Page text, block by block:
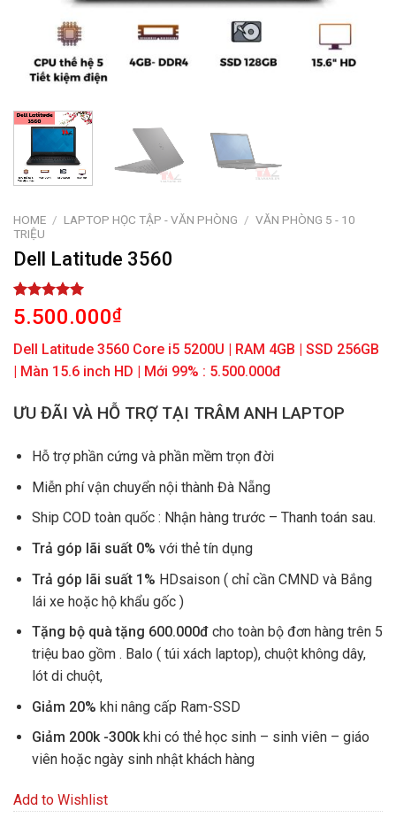
HOME / LAPTOP HỌC TẬP - VĂN PHÒNG / VĂN PHÒNG 5 - 10
TRIỆU
Dell Latitude 3560
Rated5.00
out of 5
1
customer
rating
5.500.000₫
Dell Latitude 3560 Core i5 5200U | RAM 4GB | SSD 256GB
| Màn 15.6 inch HD | Mới 99% : 5.500.000đ
ƯU ĐÃI VÀ HỖ TRỢ TẠI TRÂM ANH LAPTOP
Hỗ trợ phần cứng và phần mềm trọn đời
Miễn phí vận chuyển nội thành Đà Nẵng
Ship COD toàn quốc : Nhận hàng trước – Thanh toán sau.
Trả góp lãi suất 0% với thẻ tín dụng
Trả góp lãi suất 1% HDsaison ( chỉ cần CMND và Bắng
lái xe hoặc hộ khẩu gốc )
Tặng bộ quà tặng 600.000đ cho toàn bộ đơn hàng trên 5
triệu bao gồm . Balo ( túi xách laptop), chuột không dây,
lót di chuột,
Giảm 20% khi nâng cấp Ram-SSD
Giảm 200k -300k khi có thẻ học sinh – sinh viên – giáo
viên hoặc ngày sinh nhật khách hàng
Add to Wishlist